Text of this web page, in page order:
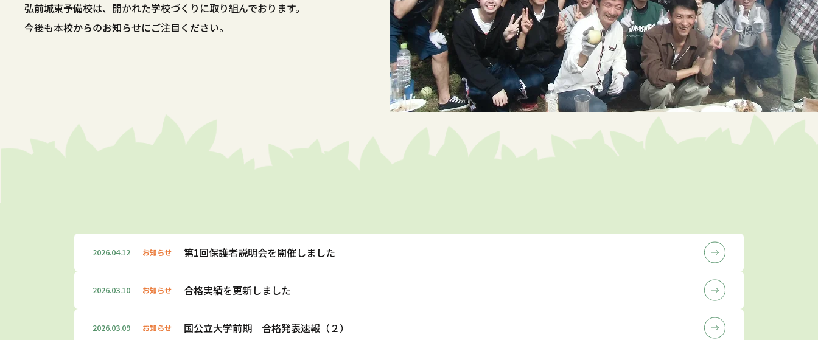
弘前城東予備校は、開かれた学校づくりに取り組んでおります。
今後も本校からのお知らせにご注目ください。
お知らせ
2026.04.12 第1回保護者説明会を開催しました
お知らせ
2026.03.10 合格実績を更新しました
お知らせ
2026.03.09 国公立大学前期 合格発表速報（２）